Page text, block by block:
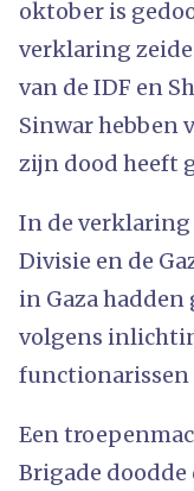
oktober is
verklaring
van de IDF en
Sinwar hebben
zijn dood heeft
In de verklaring
Divisie en de
in Gaza
volgens
functionarissen
Een
Brigade